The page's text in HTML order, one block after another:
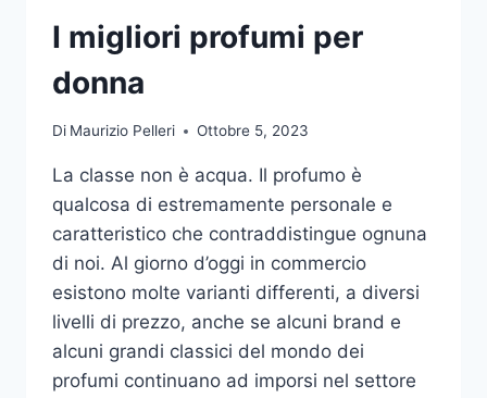
VIDEO
I migliori profumi per
donna
Di Maurizio Pelleri Ottobre 5, 2023
La classe non è acqua. Il profumo è
qualcosa di estremamente personale e
caratteristico che contraddistingue ognuna
di noi. Al giorno d’oggi in commercio
esistono molte varianti differenti, a diversi
livelli di prezzo, anche se alcuni brand e
alcuni grandi classici del mondo dei
profumi continuano ad imporsi nel settore